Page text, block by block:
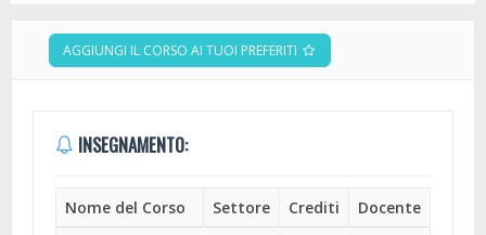
AGGIUNGI IL CORSO AI TUOI PREFERITI
INSEGNAMENTO:
Nome del Corso Settore Crediti
Docente